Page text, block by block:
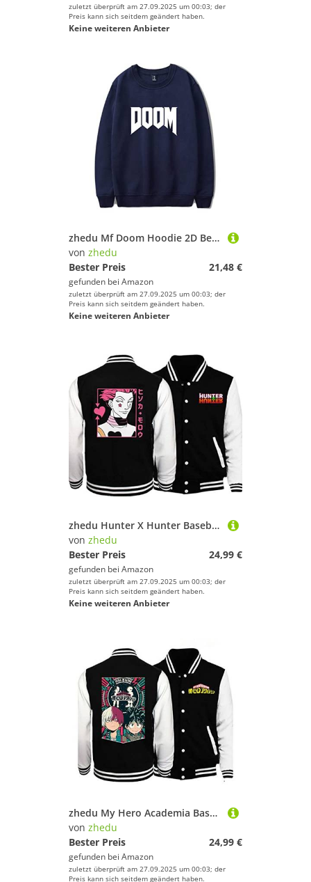
zuletzt überprüft am 27.09.2025 um 00:03; der
Preis kann sich seitdem geändert haben.
Keine weiteren Anbieter
zhedu Mf Doom Hoodie 2D Bedrucktes Sweatshirt Männer/Frauen Herbst Winter Casual Trainingsanzug Pullover Kleidung (2xs-4xl) (L,Color 3)
von zhedu
Bester Preis
21,48 €
gefunden bei Amazon
zuletzt überprüft am 27.09.2025 um 00:03; der
Preis kann sich seitdem geändert haben.
Keine weiteren Anbieter
zhedu Hunter X Hunter Baseballuniform Hoodie Japan Anime Trainingsanzug Herren Bomberjacke Winter Streetwear Harajuku (L,Color 02)
von zhedu
Bester Preis
24,99 €
gefunden bei Amazon
zuletzt überprüft am 27.09.2025 um 00:03; der
Preis kann sich seitdem geändert haben.
Keine weiteren Anbieter
zhedu My Hero Academia Baseballuniform Hoodie Japan Anime Trainingsanzug Männer Bomberjacke Winter Streetwear Harajuku (M,Color 03)
von zhedu
Bester Preis
24,99 €
gefunden bei Amazon
zuletzt überprüft am 27.09.2025 um 00:03; der
Preis kann sich seitdem geändert haben.